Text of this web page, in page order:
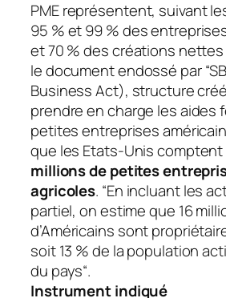
PME représentent, suivant
95 % et 99 % des
et 70 % des créations nettes
le document endossé par
Business Act), structure
prendre en charge les aides
petites entreprises
que les Etats-Unis comptent
millions de petites
agricoles. “En incluant les
partiel, on estime que 16
d’Américains sont
soit 13 % de la population
du pays“.
Instrument indiqué